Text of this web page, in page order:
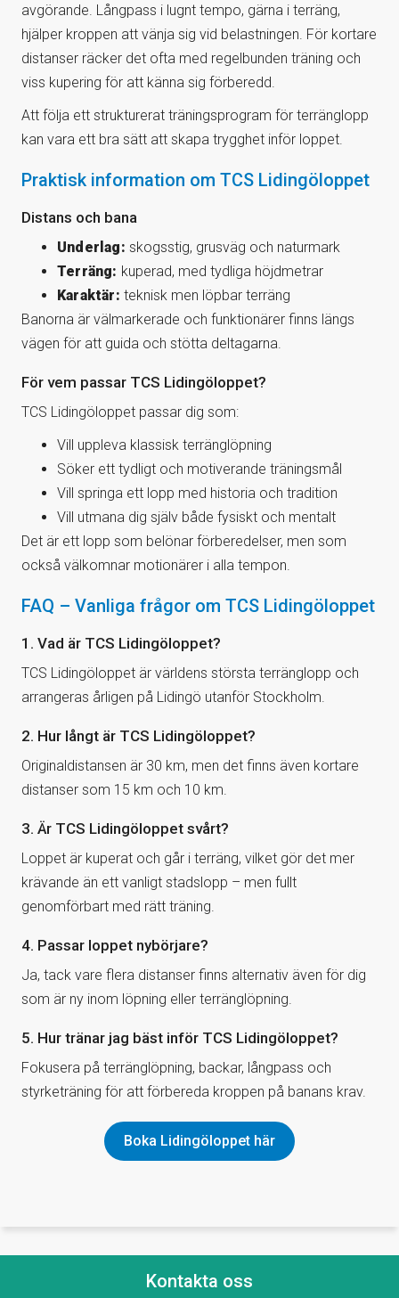
avgörande. Långpass i lugnt tempo, gärna i terräng,
hjälper kroppen att vänja sig vid belastningen. För kortare
distanser räcker det ofta med regelbunden träning och
viss kupering för att känna sig förberedd.
Att följa ett strukturerat träningsprogram för terränglopp
kan vara ett bra sätt att skapa trygghet inför loppet.
Praktisk information om TCS Lidingöloppet
Distans och bana
Underlag: skogsstig, grusväg och naturmark
Terräng: kuperad, med tydliga höjdmetrar
Karaktär: teknisk men löpbar terräng
Banorna är välmarkerade och funktionärer finns längs
vägen för att guida och stötta deltagarna.
För vem passar TCS Lidingöloppet?
TCS Lidingöloppet passar dig som:
Vill uppleva klassisk terränglöpning
Söker ett tydligt och motiverande träningsmål
Vill springa ett lopp med historia och tradition
Vill utmana dig själv både fysiskt och mentalt
Det är ett lopp som belönar förberedelser, men som
också välkomnar motionärer i alla tempon.
FAQ – Vanliga frågor om TCS Lidingöloppet
1. Vad är TCS Lidingöloppet?
TCS Lidingöloppet är världens största terränglopp och
arrangeras årligen på Lidingö utanför Stockholm.
2. Hur långt är TCS Lidingöloppet?
Originaldistansen är 30 km, men det finns även kortare
distanser som 15 km och 10 km.
3. Är TCS Lidingöloppet svårt?
Loppet är kuperat och går i terräng, vilket gör det mer
krävande än ett vanligt stadslopp – men fullt
genomförbart med rätt träning.
4. Passar loppet nybörjare?
Ja, tack vare flera distanser finns alternativ även för dig
som är ny inom löpning eller terränglöpning.
5. Hur tränar jag bäst inför TCS Lidingöloppet?
Fokusera på terränglöpning, backar, långpass och
styrketräning för att förbereda kroppen på banans krav.
Boka Lidingöloppet här
Kontakta oss